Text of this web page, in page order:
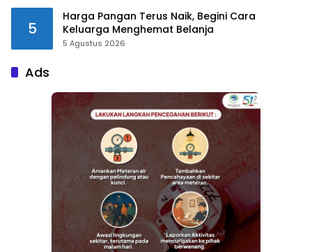
5
Harga Pangan Terus Naik, Begini Cara
Keluarga Menghemat Belanja
5 Agustus 2026
Ads